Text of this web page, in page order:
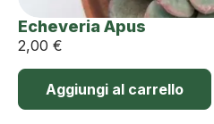
Echeveria Apus
2,00 €
Aggiungi al carrello